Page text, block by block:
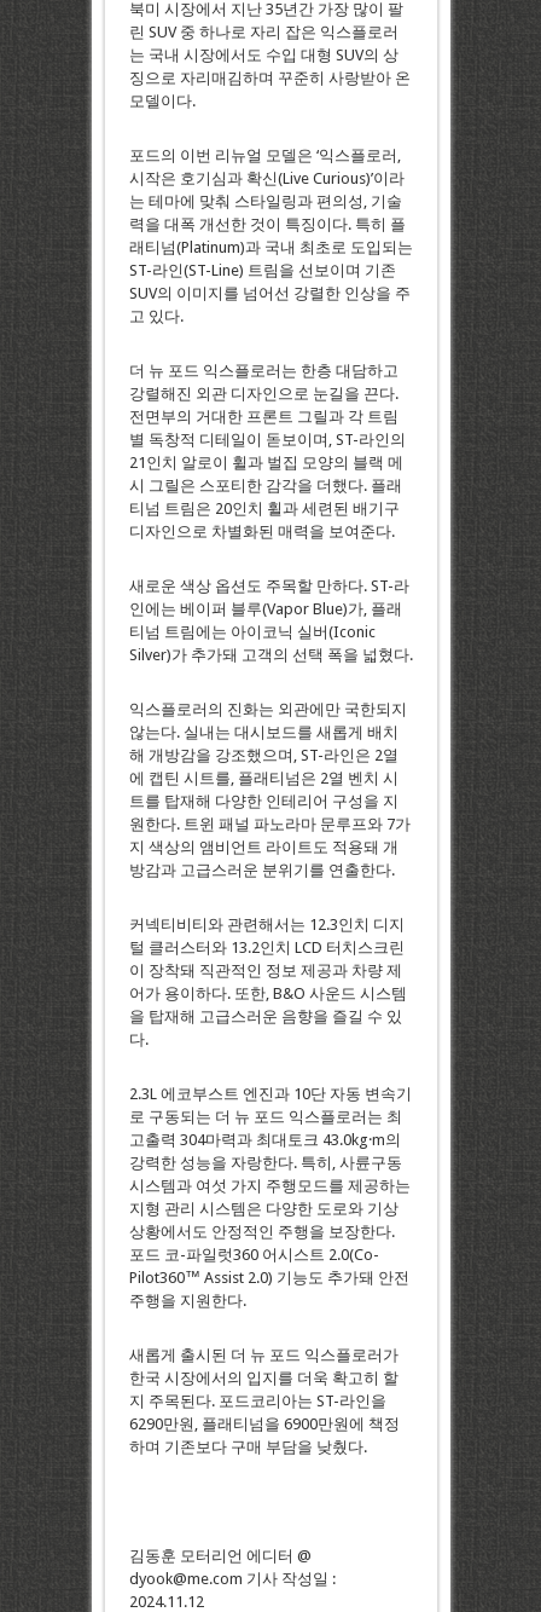
북미 시장에서 지난 35년간 가장 많이 팔
린 SUV 중 하나로 자리 잡은 익스플로러
는 국내 시장에서도 수입 대형 SUV의 상
징으로 자리매김하며 꾸준히 사랑받아 온
모델이다.
포드의 이번 리뉴얼 모델은 ‘익스플로러,
시작은 호기심과 확신(Live Curious)’이라
는 테마에 맞춰 스타일링과 편의성, 기술
력을 대폭 개선한 것이 특징이다. 특히 플
래티넘(Platinum)과 국내 최초로 도입되는
ST-라인(ST-Line) 트림을 선보이며 기존
SUV의 이미지를 넘어선 강렬한 인상을 주
고 있다.
더 뉴 포드 익스플로러는 한층 대담하고
강렬해진 외관 디자인으로 눈길을 끈다.
전면부의 거대한 프론트 그릴과 각 트림
별 독창적 디테일이 돋보이며, ST-라인의
21인치 알로이 휠과 벌집 모양의 블랙 메
시 그릴은 스포티한 감각을 더했다. 플래
티넘 트림은 20인치 휠과 세련된 배기구
디자인으로 차별화된 매력을 보여준다.
새로운 색상 옵션도 주목할 만하다. ST-라
인에는 베이퍼 블루(Vapor Blue)가, 플래
티넘 트림에는 아이코닉 실버(Iconic
Silver)가 추가돼 고객의 선택 폭을 넓혔다.
익스플로러의 진화는 외관에만 국한되지
않는다. 실내는 대시보드를 새롭게 배치
해 개방감을 강조했으며, ST-라인은 2열
에 캡틴 시트를, 플래티넘은 2열 벤치 시
트를 탑재해 다양한 인테리어 구성을 지
원한다. 트윈 패널 파노라마 문루프와 7가
지 색상의 앰비언트 라이트도 적용돼 개
방감과 고급스러운 분위기를 연출한다.
커넥티비티와 관련해서는 12.3인치 디지
털 클러스터와 13.2인치 LCD 터치스크린
이 장착돼 직관적인 정보 제공과 차량 제
어가 용이하다. 또한, B&O 사운드 시스템
을 탑재해 고급스러운 음향을 즐길 수 있
다.
2.3L 에코부스트 엔진과 10단 자동 변속기
로 구동되는 더 뉴 포드 익스플로러는 최
고출력 304마력과 최대토크 43.0kg·m의
강력한 성능을 자랑한다. 특히, 사륜구동
시스템과 여섯 가지 주행모드를 제공하는
지형 관리 시스템은 다양한 도로와 기상
상황에서도 안정적인 주행을 보장한다.
포드 코-파일럿360 어시스트 2.0(Co-
Pilot360™ Assist 2.0) 기능도 추가돼 안전
주행을 지원한다.
새롭게 출시된 더 뉴 포드 익스플로러가
한국 시장에서의 입지를 더욱 확고히 할
지 주목된다. 포드코리아는 ST-라인을
6290만원, 플래티넘을 6900만원에 책정
하며 기존보다 구매 부담을 낮췄다.
김동훈 모터리언 에디터 @
dyook@me.com 기사 작성일 :
2024.11.12